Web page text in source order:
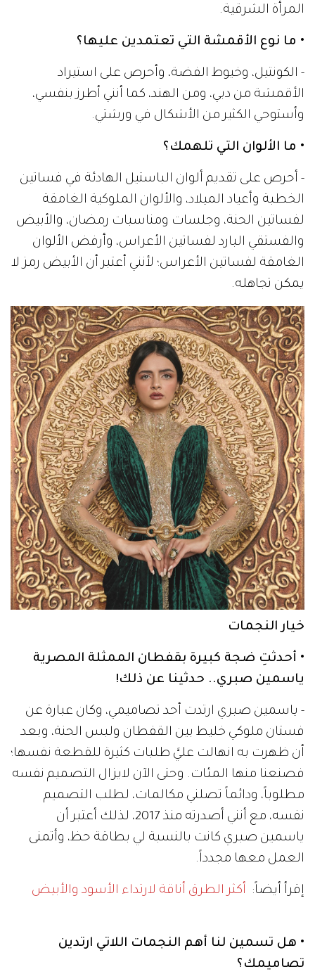
المرأة الشرقية.
• ما نوع الأقمشة التي تعتمدين عليها؟
- الكونتيل، وخيوط الفضة، وأحرص على استيراد
الأقمشة من دبي، ومن الهند، كما أنني أطرز بنفسي،
وأستوحي الكثير من الأشكال في ورشتي.
• ما الألوان التي تلهمك؟
- أحرص على تقديم ألوان الباستيل الهادئة في فساتين
الخطبة وأعياد الميلاد، والألوان الملوكية الغامقة
لفساتين الحنة، وجلسات ومناسبات رمضان، والأبيض
والفستقي البارد لفساتين الأعراس، وأرفض الألوان
الغامقة لفساتين الأعراس؛ لأنني أعتبر أن الأبيض رمز لا
يمكن تجاهله.
خيار النجمات
• أحدثتِ ضجة كبيرة بقفطان الممثلة المصرية
ياسمين صبري.. حدثينا عن ذلك!
- ياسمين صبري ارتدت أحد تصاميمي، وكان عبارة عن
فستان ملوكي خليط بين القفطان ولبس الحنة، وبعد
أن ظهرت به انهالت عليَّ طلبات كثيرة للقطعة نفسها؛
فصنعنا منها المئات. وحتى الآن لايزال التصميم نفسه
مطلوباً، ودائماً تصلني مكالمات، لطلب التصميم
نفسه، مع أنني أصدرته منذ 2017، لذلك أعتبر أن
ياسمين صبري كانت بالنسبة لي بطاقة حظ، وأتمنى
العمل معها مجدداً.
إقرأ أيضاً: أكثر الطرق أناقة لارتداء الأسود والأبيض
• هل تسمين لنا أهم النجمات اللاتي ارتدين
تصاميمك؟